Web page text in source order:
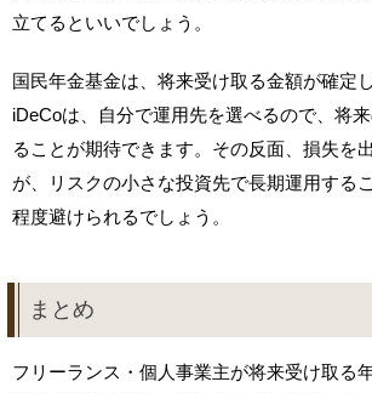
立てるといいでしょう。
国民年金基金は、将来受け取る金額が確定
iDeCoは、自分で運用先を選べるので、将
ることが期待できます。その反面、損失を
が、リスクの小さな投資先で長期運用する
程度避けられるでしょう。
まとめ
フリーランス・個人事業主が将来受け取る